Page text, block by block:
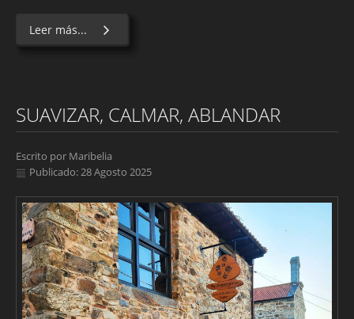
Leer más...
SUAVIZAR, CALMAR, ABLANDAR
Escrito por Maribelia
Publicado: 28 Agosto 2025